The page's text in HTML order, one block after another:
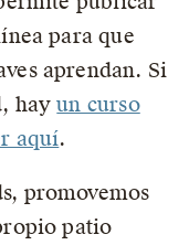
para que
aprendan. Si
hayun curso
aquí.
promovemos
patio